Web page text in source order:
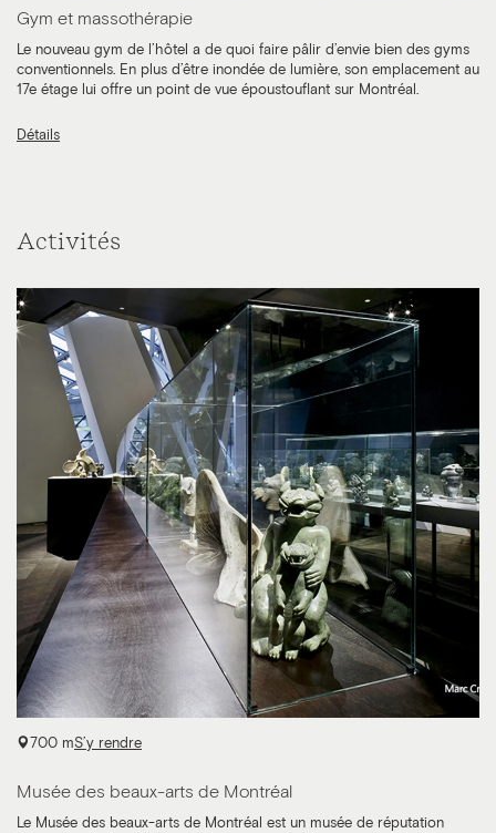
Gym et massothérapie
Le nouveau gym de l’hôtel a de quoi faire pâlir d’envie bien des gyms
conventionnels. En plus d’être inondée de lumière, son emplacement au
17e étage lui offre un point de vue époustouflant sur Montréal.
Détails
Activités
700 mS’y rendre
Musée des beaux-arts de Montréal
Le Musée des beaux-arts de Montréal est un musée de réputation